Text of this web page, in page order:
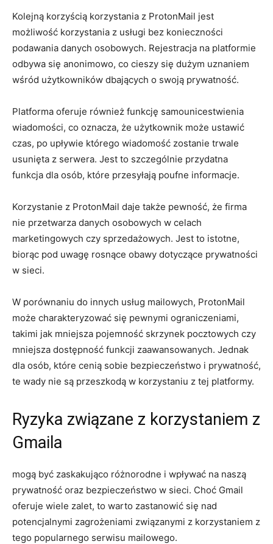
Kolejną korzyścią korzystania z ProtonMail jest
możliwość korzystania z usługi bez konieczności
podawania danych osobowych. Rejestracja na platformie
odbywa się anonimowo, co cieszy się dużym uznaniem
wśród użytkowników dbających o swoją prywatność.
Platforma oferuje również funkcję samounicestwienia
wiadomości, co oznacza, że użytkownik może ustawić
czas, po upływie którego wiadomość zostanie trwale
usunięta z serwera. Jest to szczególnie przydatna
funkcja dla osób, które przesyłają poufne informacje.
Korzystanie z ProtonMail daje także pewność, że firma
nie przetwarza danych osobowych w celach
marketingowych czy sprzedażowych. Jest to istotne,
biorąc pod uwagę rosnące obawy dotyczące prywatności
w sieci.
W porównaniu do innych usług mailowych, ProtonMail
może charakteryzować się pewnymi ograniczeniami,
takimi jak mniejsza pojemność skrzynek pocztowych czy
mniejsza dostępność funkcji zaawansowanych. Jednak
dla osób, które cenią sobie bezpieczeństwo i prywatność,
te wady nie są przeszkodą w korzystaniu z tej platformy.
Ryzyka związane z korzystaniem z
Gmaila
mogą być zaskakująco różnorodne i wpływać na naszą
prywatność oraz bezpieczeństwo w sieci. Choć Gmail
oferuje wiele zalet, to warto zastanowić się nad
potencjalnymi zagrożeniami związanymi z korzystaniem z
tego popularnego serwisu mailowego.